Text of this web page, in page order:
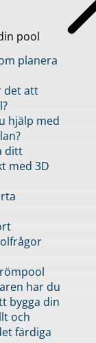
pool
planera
det att
hjälp med
ditt
med 3D
har du
bygga din
och
färdiga